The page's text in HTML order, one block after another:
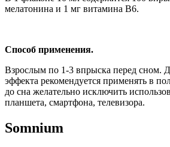
мелатонина и 1 мг витамина В6.
Способ применения.
Взрослым по 1-3 впрыска перед сном.
эффекта рекомендуется применять в
до сна желательно исключить
планшета, смартфона, телевизора.
Somnium